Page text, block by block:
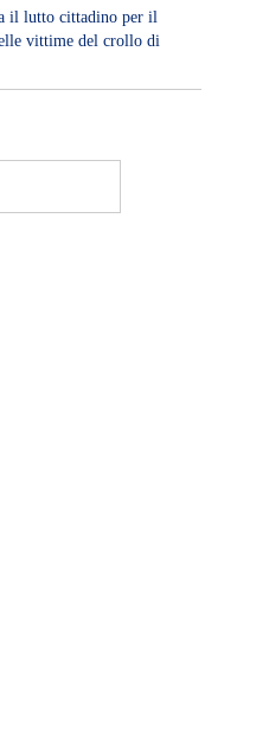
il lutto cittadino per il
vittime del crollo di